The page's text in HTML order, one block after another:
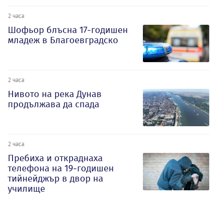
2 часа
Шофьор блъсна 17-годишен
младеж в Благоевградско
2 часа
Нивото на река Дунав
продължава да спада
2 часа
Пребиха и откраднаха
телефона на 19-годишен
тийнейджър в двор на
училище